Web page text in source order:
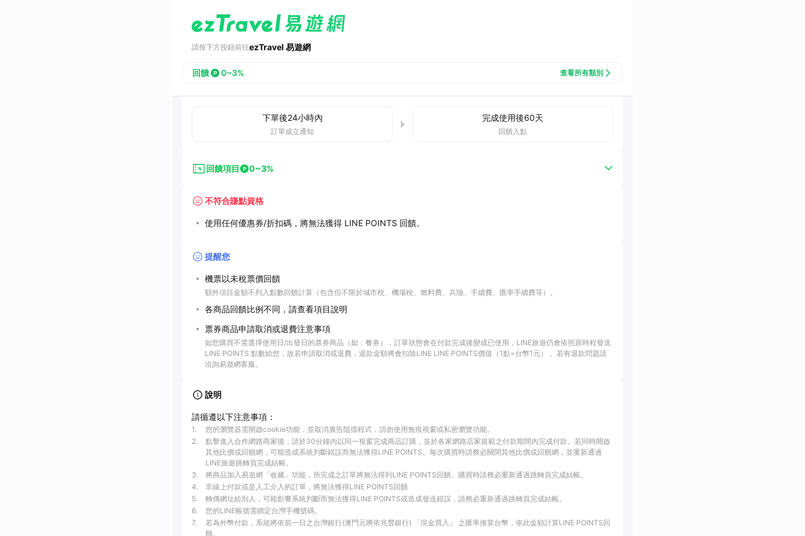
請按下方按鈕前往ezTravel 易遊網
回饋 0~3% 查看所有類別
下單後24小時內
訂單成立通知
完成使用後60天
回饋入點
回饋項目 0~3%
不符合賺點資格
使用任何優惠券/折扣碼，將無法獲得 LINE POINTS 回饋。
提醒您
機票以未稅票價回饋
額外項目金額不列入點數回饋計算（包含但不限於城市稅、機場稅、燃料費、兵險、手續費、匯率手續費等）。
各商品回饋比例不同，請查看項目說明
票券商品申請取消或退費注意事項
如您購買不需選擇使用日/出發日的票券商品（如：餐券），訂單狀態會在付款完成後變成已使用，LINE旅遊仍會依照原時程發送
LINE POINTS 點數給您，故若申請取消或退費，退款金額將會扣除LINE LINE POINTS價值（1點=台幣1元）， 若有退款問題請
洽詢易遊網客服。
說明
請循遵以下注意事項：
1.
您的瀏覽器需開啟cookie功能，並取消廣告阻擋程式，請勿使用無痕視窗或私密瀏覽功能。
2.
點擊進入合作網路商家後，請於30分鐘內以同一視窗完成商品訂購，並於各家網路店家規範之付款期間內完成付款。若同時開啟
其他比價或回饋網，可能造成系統判斷錯誤而無法獲得LINE POINTS。每次購買時請務必關閉其他比價或回饋網，並重新通過
LINE旅遊跳轉頁完成結帳。
3.
將商品加入易遊網「收藏」功能，所完成之訂單將無法得到LINE POINTS回饋。購買時請務必重新通過跳轉頁完成結帳。
4.
非線上付款或是人工介入的訂單，將無法獲得LINE POINTS回饋
5.
轉傳網址給別人，可能影響系統判斷而無法獲得LINE POINTS或造成發送錯誤，請務必重新通過跳轉頁完成結帳。
6.
您的LINE帳號需綁定台灣手機號碼。
7.
若為外幣付款，系統將依前一日之台灣銀行(澳門元將依兆豐銀行) 「現金買入」 之匯率換算台幣，依此金額計算LINE POINTS回
饋。